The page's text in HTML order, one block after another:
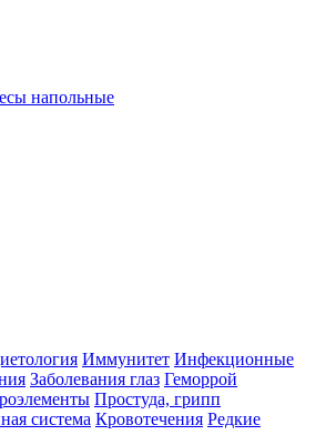
напольные
Иммунитет Инфекционные
Заболевания глаз Геморрой
Простуда, грипп
система Кровотечения Редкие